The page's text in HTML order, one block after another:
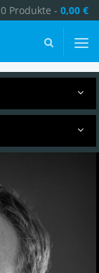
0 Produkte - 0,00 €